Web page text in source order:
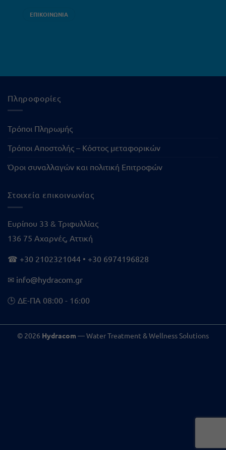
ΕΠΙΚΟΙΝΩΝΙΑ
Πληροφορίες
Τρόποι Πληρωμής
Τρόποι Αποστολής – Κόστος μεταφορικών
Όροι συναλλαγών και πολιτική Επιτροφών
Στοιχεία επικοινωνίας
Ευρίπου 33 & Τριφυλλίας
136 75 Αχαρνές, Αττική
☎ +30 2102321044 • +30 6974196828
✉ info@hydracom.gr
🕒 ΔΕ-ΠΑ 08:00 - 16:00
© 2026 Hydracom — Water Treatment & Wellness Solutions